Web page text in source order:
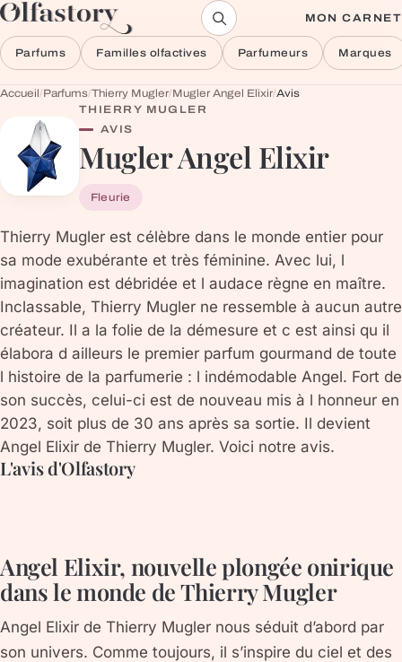
Aller au contenu MON CARNET
Parfums Familles olfactives Parfumeurs Marques
Accueil/Parfums/Thierry Mugler/Mugler Angel Elixir/Avis
THIERRY MUGLER
AVIS
Mugler Angel Elixir
Fleurie
Thierry Mugler est célèbre dans le monde entier pour
sa mode exubérante et très féminine. Avec lui, l
imagination est débridée et l audace règne en maître.
Inclassable, Thierry Mugler ne ressemble à aucun autre
créateur. Il a la folie de la démesure et c est ainsi qu il
élabora d ailleurs le premier parfum gourmand de toute
l histoire de la parfumerie : l indémodable Angel. Fort de
son succès, celui-ci est de nouveau mis à l honneur en
2023, soit plus de 30 ans après sa sortie. Il devient
Angel Elixir de Thierry Mugler. Voici notre avis.
L'avis d'Olfastory
Angel Elixir, nouvelle plongée onirique
dans le monde de Thierry Mugler
Angel Elixir de Thierry Mugler nous séduit d’abord par
son univers. Comme toujours, il s’inspire du ciel et des